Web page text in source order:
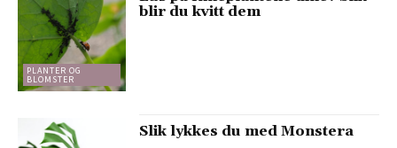
PLANTER OG
BLOMSTER
blir du kvitt dem
Slik lykkes du med Monstera